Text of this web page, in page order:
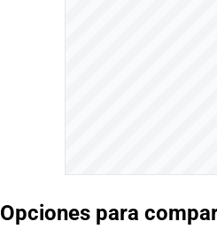
Opciones para